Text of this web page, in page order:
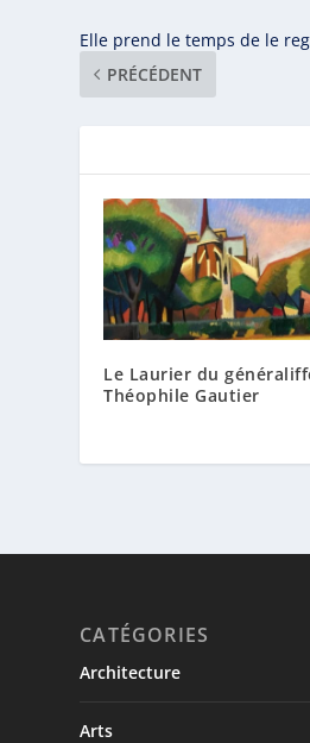
Elle prend le temps de le
PRÉCÉDENT
Le Laurier du
Théophile Gautier
CATÉGORIES
Architecture
Arts